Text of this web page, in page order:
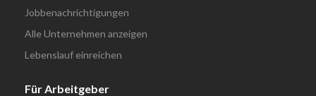
Jobbenachrichtigungen
Alle Unternehmen anzeigen
Lebenslauf einreichen
Für Arbeitgeber